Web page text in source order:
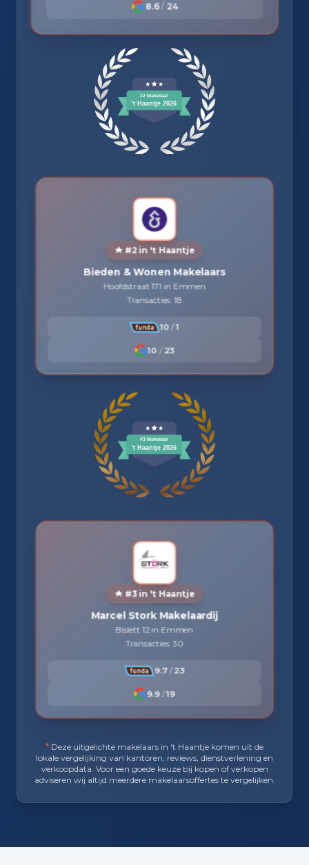
8.6/ 24
#2 in 't Haantje
Bieden & Wonen Makelaars
Hoofdstraat 171 in Emmen
Transacties: 18
10 / 1
10 / 23
#3 in 't Haantje
Marcel Stork Makelaardij
Bislett 12 in Emmen
Transacties: 30
9.7 / 23
9.9 /19
* Deze uitgelichte makelaars in 't Haantje komen uit de
lokale vergelijking van kantoren, reviews, dienstverlening en
verkoopdata. Voor een goede keuze bij kopen of verkopen
adviseren wij altijd meerdere makelaarsoffertes te vergelijken.